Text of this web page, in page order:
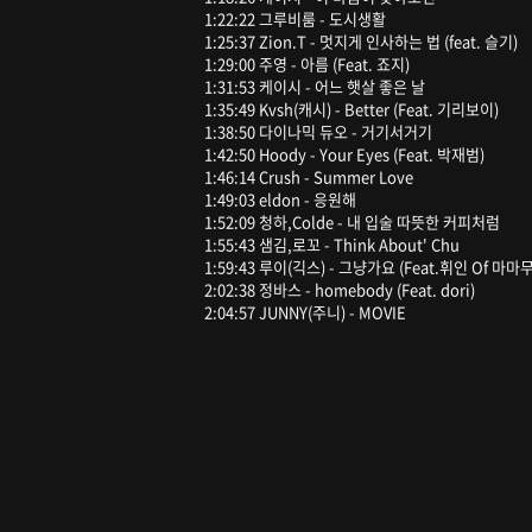
1:22:22 그루비룸 - 도시생활
1:25:37 Zion.T - 멋지게 인사하는 법 (feat. 슬기)
1:29:00 주영 - 아름 (Feat. 죠지)
1:31:53 케이시 - 어느 햇살 좋은 날
1:35:49 Kvsh(캐시) - Better (Feat. 기리보이)
1:38:50 다이나믹 듀오 - 거기서거기
1:42:50 Hoody - Your Eyes (Feat. 박재범)
1:46:14 Crush - Summer Love
1:49:03 eldon - 응원해
1:52:09 청하,Colde - 내 입술 따뜻한 커피처럼
1:55:43 샘김,로꼬 - Think About' Chu
1:59:43 루이(긱스) - 그냥가요 (Feat.휘인 Of 마마
2:02:38 정바스 - homebody (Feat. dori)
2:04:57 JUNNY(주니) - MOVIE